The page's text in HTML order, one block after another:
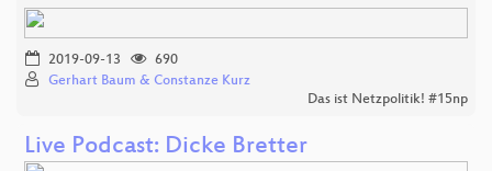
2019-09-13
690
Gerhart Baum & Constanze Kurz
Das ist Netzpolitik! #15np
Live Podcast: Dicke Bretter